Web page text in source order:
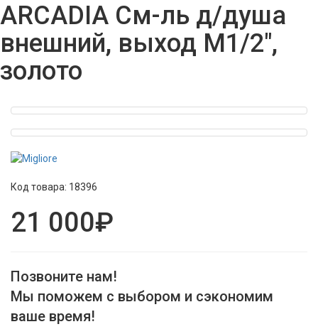
ARCADIA См-ль д/душа
внешний, выход M1/2",
золото
Код товара: 18396
21 000₽
Позвоните нам!
Мы поможем с выбором и сэкономим
ваше время!